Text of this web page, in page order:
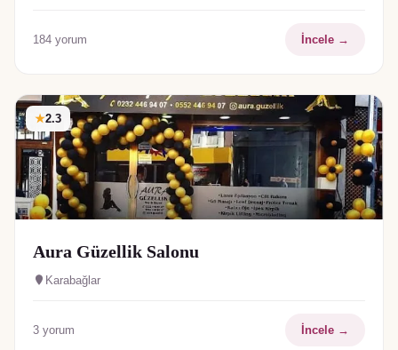
184 yorum İncele →
★2.3
Aura Güzellik Salonu
Karabağlar
3 yorum İncele →